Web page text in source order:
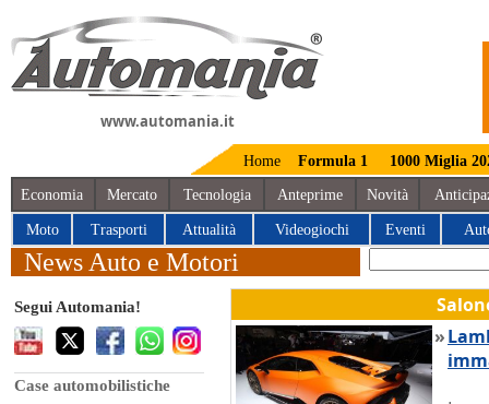
www.automania.it
Home Formula 1 1000 Miglia
Economia Mercato Tecnologia Anteprime Novità
Moto Trasporti Attualità Videogiochi Eventi
News Auto e Motori
Segui Automania!
Case automobilistiche
»